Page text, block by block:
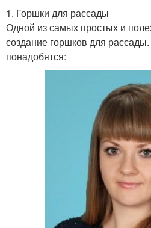
1. Горшки для рассады
Одной из самых простых и
создание горшков для
понадобятся: